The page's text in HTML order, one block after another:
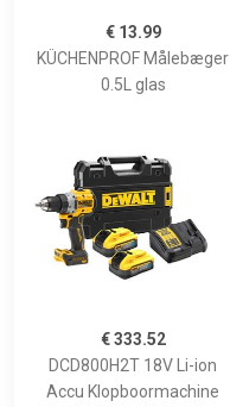
€ 13.99
KÜCHENPROF Målebæger
0.5L glas
€ 333.52
DCD800H2T 18V Li-ion
Accu Klopboormachine